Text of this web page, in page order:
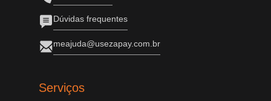
Dúvidas frequentes
meajuda@usezapay.com.br
Serviços